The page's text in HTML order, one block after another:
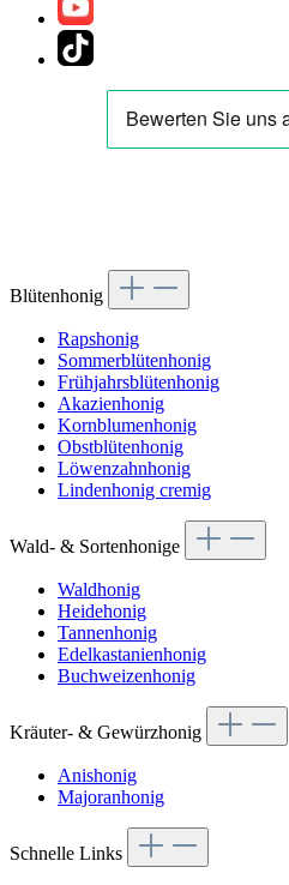
Blütenhonig
Rapshonig
Sommerblütenhonig
Frühjahrsblütenhonig
Akazienhonig
Kornblumenhonig
Obstblütenhonig
Löwenzahnhonig
Lindenhonig cremig
Wald- & Sortenhonige
Waldhonig
Heidehonig
Tannenhonig
Edelkastanienhonig
Buchweizenhonig
Kräuter- & Gewürzhonig
Anishonig
Majoranhonig
Schnelle Links